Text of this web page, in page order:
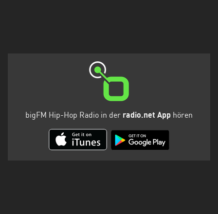
bigFM Hip-Hop Radio in der radio.net App hören